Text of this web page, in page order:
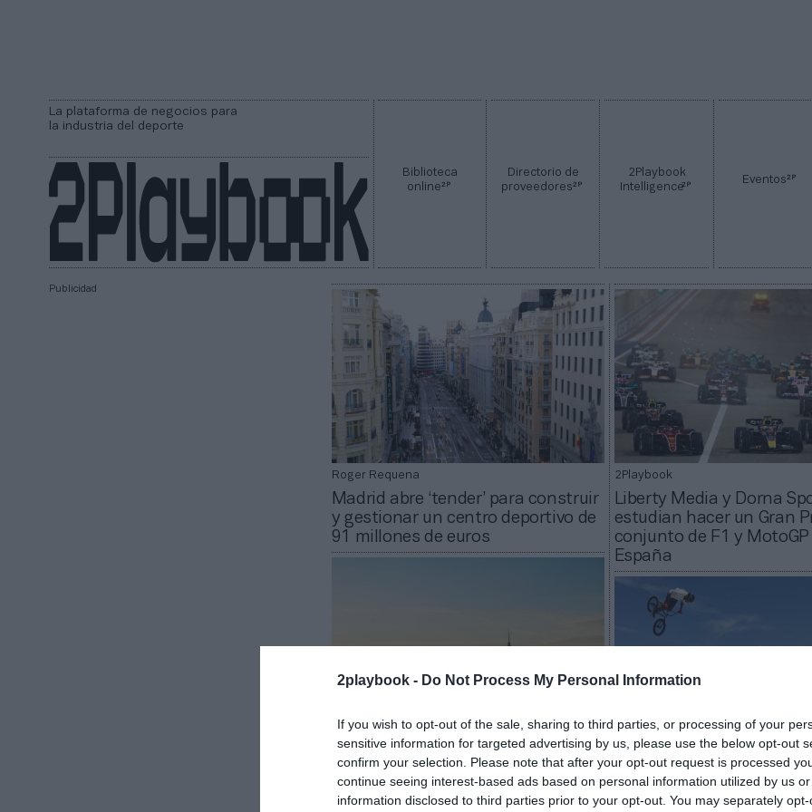
2playbook - Do Not Process My Personal Information
If you wish to opt-out of the sale, sharing to third parties, or processing of your
sensitive information for targeted advertising by us, please use the below opt-out
confirm your selection. Please note that after your opt-out request is processed
continue seeing interest-based ads based on personal information utilized by us
information disclosed to third parties prior to your opt-out. You may separately
La plataforma de negocios para
la industria del deporte
Biblioteca
online2P
Directorio de
proveedores2P
2Playbook
Intelligence2P Eventos2P
Publicidad
Roger Requena
Madrid abre ‘tender’ para construir
y gestionar un centro deportivo de
91 millones de euros
Roger Requena
Madrid busca aliado para construir
y gestionar un centro deportivo por
84 millones de euros
2Playbook
Liberty Media y Dorna
estudian hacer un Gran
conjunto de F1 y MotoGP
España
2Playbook
La capitalidad mundial
genera en Madrid un